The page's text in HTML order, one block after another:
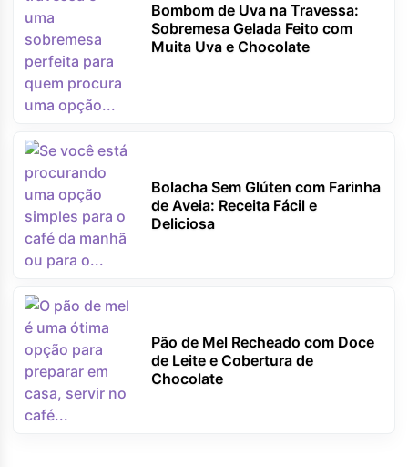
Bombom de Uva na Travessa:
Sobremesa Gelada Feito com
Muita Uva e Chocolate
Bolacha Sem Glúten com Farinha
de Aveia: Receita Fácil e
Deliciosa
Pão de Mel Recheado com Doce
de Leite e Cobertura de
Chocolate